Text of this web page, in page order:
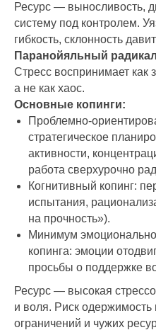
Ресурс — выносливость,
систему под контролем.
гибкость, склонность
Паранойяльный
Стресс воспринимает как
а не как хаос.
Основные копинги:
Проблемно-
стратегическое
активности,
работа сверхурочно
Когнитивный копинг:
испытания,
на прочность»).
Минимум
копинга: эмоции
просьбы о поддержке
Ресурс — высокая
и воля. Риск одержимость
ограничений и чужих